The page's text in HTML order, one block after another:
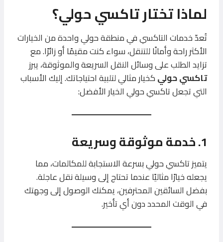
لماذا تختار تاكسي حولي؟
تُعدّ خدمات التاكسي في منطقة حولي واحدة من الخيارات
الأكثر راحة وأمانًا للتنقل، سواء كنت مقيمًا أو زائرًا. مع
تزايد الطلب على وسائل النقل السريعة والموثوقة، يبرز
تاكسي حوليكخيار مثالي لتلبية احتياجاتك. إليك الأسباب
التي تجعل تاكسي حولي الخيار الأفضل:
1. خدمة موثوقة وسريعة
يتميز تاكسي حولي بسرعة الاستجابة للمكالمات، مما
يجعله خيارًا مثاليًا عندما تحتاج إلى وسيلة نقل عاجلة.
بفضل السائقين المحترفين، يمكنك الوصول إلى وجهتك
في الوقت المحدد دون أي تأخير.